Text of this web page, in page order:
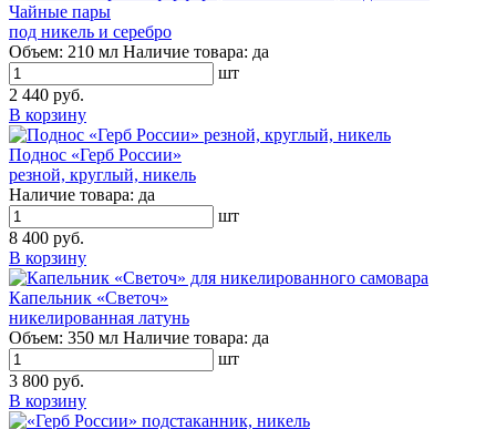
Чайные пары
под никель и серебро
Объем: 210 мл Наличие товара: да
шт
2 440 руб.
В корзину
Поднос «Герб России»
резной, круглый, никель
Наличие товара: да
шт
8 400 руб.
В корзину
Капельник «Светоч»
никелированная латунь
Объем: 350 мл Наличие товара: да
шт
3 800 руб.
В корзину